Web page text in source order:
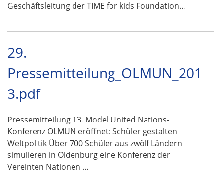
Geschäftsleitung der TIME for kids Foundation…
29.
Pressemitteilung_OLMUN_201
3.pdf
Pressemitteilung 13. Model United Nations-
Konferenz OLMUN eröffnet: Schüler gestalten
Weltpolitik Über 700 Schüler aus zwölf Ländern
simulieren in Oldenburg eine Konferenz der
Vereinten Nationen …